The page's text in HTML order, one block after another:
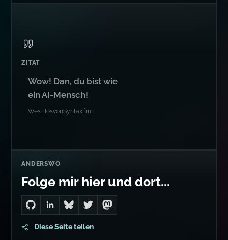
ZITAT
Wow! Dan, du bist wie
ein AI-Mensch!
Wes BosvonSyntax.fm
ANDERSWO
Folge mir hier und dort...
Go to Dan's GitHub
Connect with me on LinkedIn
Follow me on Bluesky
Follow me on Twitter
Follow me on Mastodon
Diese Seite teilen